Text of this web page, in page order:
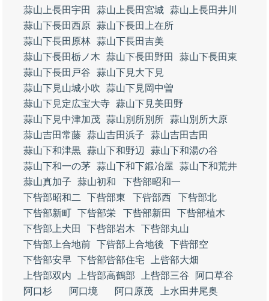
蒜山上長田宇田
蒜山上長田宮城 蒜山上長田井川
蒜山下長田西原 蒜山下長田上在所
蒜山下長田原林 蒜山下長田吉美
蒜山下長田栃ノ木
蒜山下長田野田
蒜山下長田東
蒜山下長田戸谷
蒜山下見大下見
蒜山下見山城小吹
蒜山下見岡中曽
蒜山下見定広宝大寺 蒜山下見美田野
蒜山下見中津加茂 蒜山別所別所 蒜山別所大原
蒜山吉田常藤 蒜山吉田浜子
蒜山吉田吉田
蒜山下和津黒 蒜山下和野辺
蒜山下和湯の谷
蒜山下和一の茅 蒜山下和下鍛冶屋
蒜山下和荒井
蒜山真加子
蒜山初和
下呰部昭和一
下呰部昭和二
下呰部東 下呰部西
下呰部北
下呰部新町 下呰部栄 下呰部新田
下呰部植木
下呰部上犬田
下呰部岩木
下呰部丸山
下呰部上合地前 下呰部上合地後
下呰部空
下呰部安早 下呰部呰部住宅
上呰部大畑
上呰部双内
上呰部高鶴部 上呰部三谷
阿口草谷
阿口杉
阿口境 阿口原茂
上水田井尾奥